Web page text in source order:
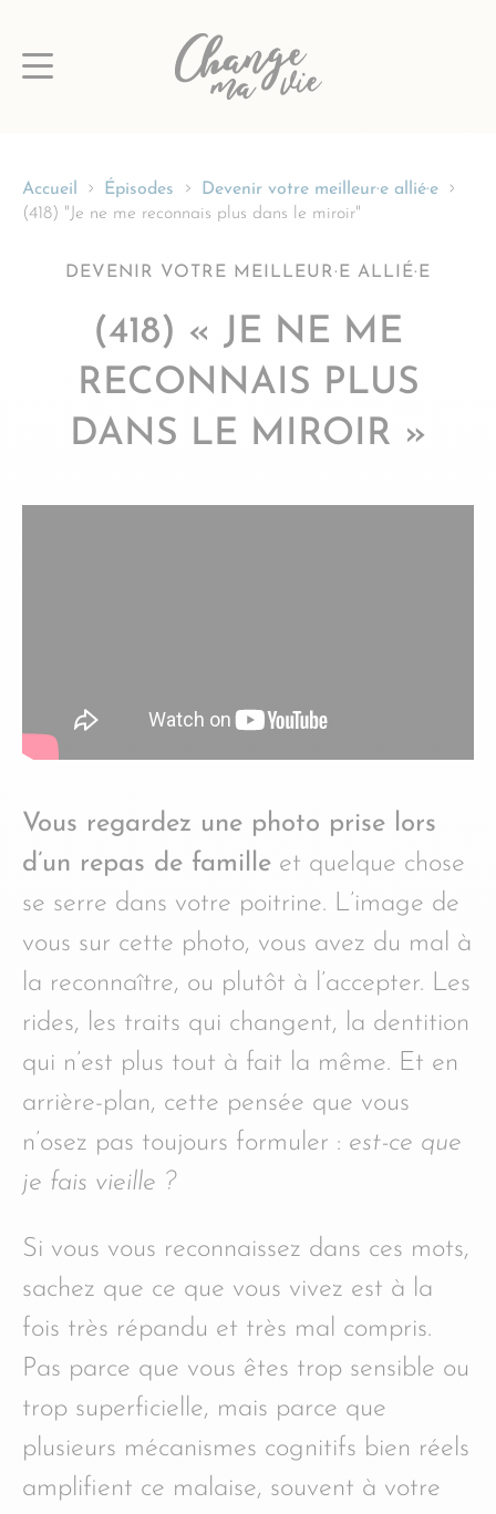
au
Accueil Épisodes
Devenir votre meilleur·e allié·e
(418) "Je ne me reconnais plus dans le miroir"
DEVENIR VOTRE MEILLEUR·E ALLIÉ·E
(418) « JE NE ME
RECONNAIS PLUS
DANS LE MIROIR »
Vous regardez une photo prise lors
d’un repas de famille et quelque chose
se serre dans votre poitrine. L’image de
vous sur cette photo, vous avez du mal à
la reconnaître, ou plutôt à l’accepter. Les
rides, les traits qui changent, la dentition
qui n’est plus tout à fait la même. Et en
arrière-plan, cette pensée que vous
n’osez pas toujours formuler : est-ce que
je fais vieille ?
Si vous vous reconnaissez dans ces mots,
sachez que ce que vous vivez est à la
fois très répandu et très mal compris.
Pas parce que vous êtes trop sensible ou
trop superficielle, mais parce que
plusieurs mécanismes cognitifs bien réels
amplifient ce malaise, souvent à votre